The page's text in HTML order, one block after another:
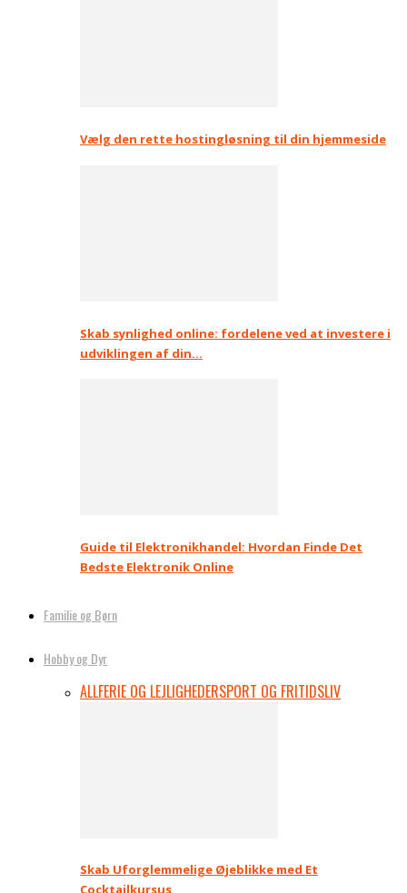
Vælg den rette hostingløsning til din hjemmeside
Skab synlighed online: fordelene ved at investere i
udviklingen af din…
Guide til Elektronikhandel: Hvordan Finde Det
Bedste Elektronik Online
Familie og Børn
Hobby og Dyr
ALLFERIE OG LEJLIGHEDERSPORT OG FRITIDSLIV
Skab Uforglemmelige Øjeblikke med Et